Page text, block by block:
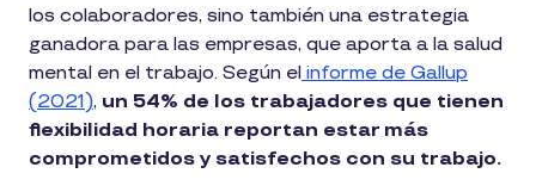
los colaboradores, sino también una estrategia
ganadora para las empresas, que aporta a la salud
mental en el trabajo. Según el informe de Gallup
(2021), un 54% de los trabajadores que tienen
flexibilidad horaria reportan estar más
comprometidos y satisfechos con su trabajo.